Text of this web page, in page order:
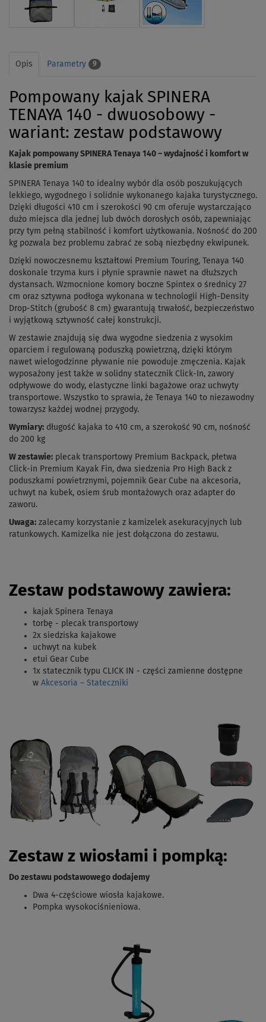
Opis Parametry 9
Pompowany kajak SPINERA
TENAYA 140 - dwuosobowy -
wariant: zestaw podstawowy
Kajak pompowany SPINERA Tenaya 140 – wydajność i komfort w
klasie premium
SPINERA Tenaya 140 to idealny wybór dla osób poszukujących
lekkiego, wygodnego i solidnie wykonanego kajaka turystycznego.
Dzięki długości 410 cm i szerokości 90 cm oferuje wystarczająco
dużo miejsca dla jednej lub dwóch dorosłych osób, zapewniając
przy tym pełną stabilność i komfort użytkowania. Nośność do 200
kg pozwala bez problemu zabrać ze sobą niezbędny ekwipunek.
Dzięki nowoczesnemu kształtowi Premium Touring, Tenaya 140
doskonale trzyma kurs i płynie sprawnie nawet na dłuższych
dystansach. Wzmocnione komory boczne Spintex o średnicy 27
cm oraz sztywna podłoga wykonana w technologii High-Density
Drop-Stitch (grubość 8 cm) gwarantują trwałość, bezpieczeństwo
i wyjątkową sztywność całej konstrukcji.
W zestawie znajdują się dwa wygodne siedzenia z wysokim
oparciem i regulowaną poduszką powietrzną, dzięki którym
nawet wielogodzinne pływanie nie powoduje zmęczenia. Kajak
wyposażony jest także w solidny statecznik Click-In, zawory
odpływowe do wody, elastyczne linki bagażowe oraz uchwyty
transportowe. Wszystko to sprawia, że Tenaya 140 to niezawodny
towarzysz każdej wodnej przygody.
Wymiary: długość kajaka to 410 cm, a szerokość 90 cm, nośność
do 200 kg
W zestawie: plecak transportowy Premium Backpack, płetwa
Click-in Premium Kayak Fin, dwa siedzenia Pro High Back z
poduszkami powietrznymi, pojemnik Gear Cube na akcesoria,
uchwyt na kubek, osiem śrub montażowych oraz adapter do
zaworu.
Uwaga: zalecamy korzystanie z kamizelek asekuracyjnych lub
ratunkowych. Kamizelka nie jest dołączona do zestawu.
Zestaw podstawowy zawiera:
kajak Spinera Tenaya
torbę - plecak transportowy
2x siedziska kajakowe
uchwyt na kubek
etui Gear Cube
1x statecznik typu CLICK IN - części zamienne dostępne
w Akcesoria – Stateczniki
Zestaw z wiosłami i pompką:
Do zestawu podstawowego dodajemy
Dwa 4-częściowe wiosła kajakowe.
Pompka wysokociśnieniowa.